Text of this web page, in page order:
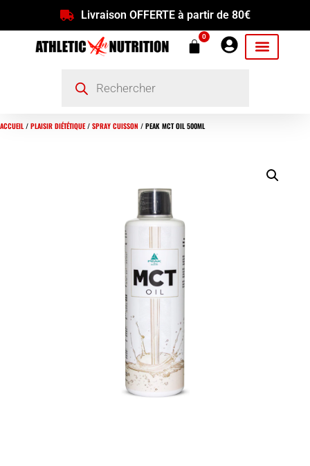
Livraison OFFERTE à partir de 80€
0
ACCUEIL/ PLAISIR DIÉTÉTIQUE/ SPRAY CUISSON / PEAK MCT OIL 500ML